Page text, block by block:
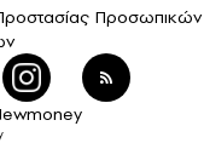
Προσωπικών